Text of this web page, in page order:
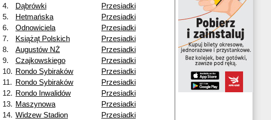
4. Dąbrówki
Przesiadki
5. Hetmańska
Przesiadki
6. Odnowiciela
Przesiadki
7. Książąt Polskich
Przesiadki
8. Augustów NŻ
Przesiadki
9. Czajkowskiego
Przesiadki
10. Rondo Sybiraków
Przesiadki
11. Rondo Sybiraków
Przesiadki
12. Rondo Inwalidów
Przesiadki
13. Maszynowa
Przesiadki
14. Widzew Stadion
Przesiadki